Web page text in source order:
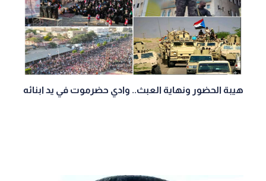
هيبة الحضور ونهاية العبث.. وادي حضرموت في يد ابنائه